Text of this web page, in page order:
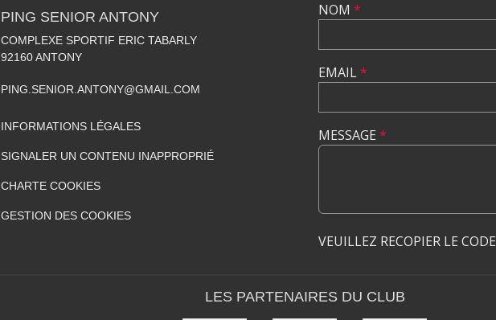
PING SENIOR ANTONY
COMPLEXE SPORTIF ERIC TABARLY
92160ANTONY
PING.SENIOR.ANTONY@GMAIL.COM
INFORMATIONS LÉGALES
SIGNALER UN CONTENU INAPPROPRIÉ
CHARTE COOKIES
GESTION DES COOKIES
NOM *
EMAIL*
MESSAGE *
VEUILLEZ RECOPIER LE CODE
LES PARTENAIRES DU CLUB